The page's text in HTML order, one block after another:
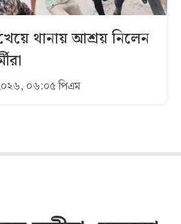
থানায় আশ্রয় নিলেন
০৬:০৫ পিএম